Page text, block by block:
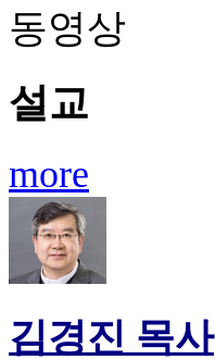
동영상
설교
more
김경진 목사